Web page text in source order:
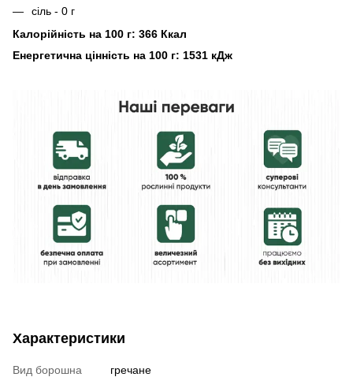
сіль - 0 г
Калорійність на 100 г: 366 Ккал
Енергетична цінність на 100 г: 1531 кДж
Характеристики
Вид борошна
гречане